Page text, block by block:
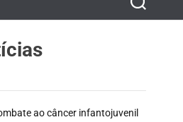
P
e
a
ao câncer infantojuvenil